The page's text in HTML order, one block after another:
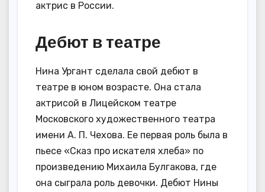
актрис в России.
Дебют в театре
Нина Ургант сделала свой дебют в
театре в юном возрасте. Она стала
актрисой в Лицейском театре
Московского художественного театра
имени А. П. Чехова. Ее первая роль была в
пьесе «Сказ про искателя хлеба» по
произведению Михаила Булгакова, где
она сыграла роль девочки. Дебют Нины